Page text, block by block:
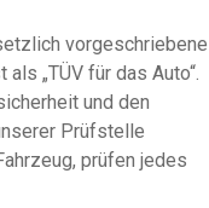
vorgeschriebene
„TÜV für das Auto“.
und den
Prüfstelle
prüfen jedes